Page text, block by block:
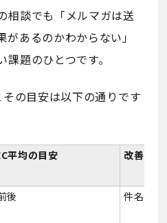
相談でも「メルマガは送
あるのかわからない」
題のひとつです。
の目安は以下の通りです
平均の目安 改善アク
後 件名の